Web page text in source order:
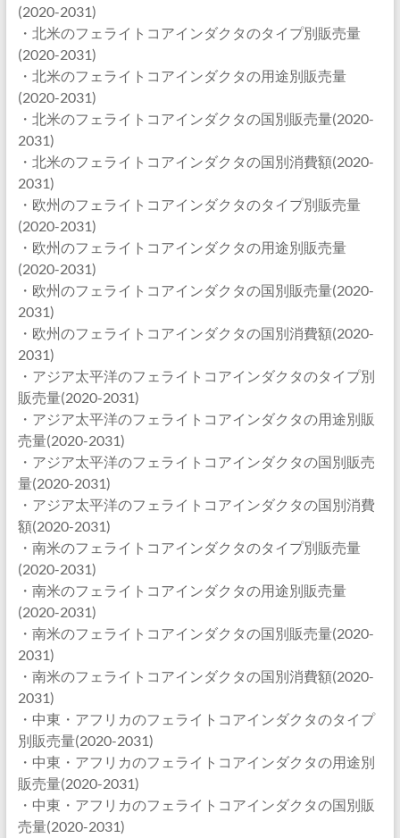
(2020-2031)
・北米のフェライトコアインダクタのタイプ別販売量
(2020-2031)
・北米のフェライトコアインダクタの用途別販売量
(2020-2031)
・北米のフェライトコアインダクタの国別販売量(2020-
2031)
・北米のフェライトコアインダクタの国別消費額(2020-
2031)
・欧州のフェライトコアインダクタのタイプ別販売量
(2020-2031)
・欧州のフェライトコアインダクタの用途別販売量
(2020-2031)
・欧州のフェライトコアインダクタの国別販売量(2020-
2031)
・欧州のフェライトコアインダクタの国別消費額(2020-
2031)
・アジア太平洋のフェライトコアインダクタのタイプ別
販売量(2020-2031)
・アジア太平洋のフェライトコアインダクタの用途別販
売量(2020-2031)
・アジア太平洋のフェライトコアインダクタの国別販売
量(2020-2031)
・アジア太平洋のフェライトコアインダクタの国別消費
額(2020-2031)
・南米のフェライトコアインダクタのタイプ別販売量
(2020-2031)
・南米のフェライトコアインダクタの用途別販売量
(2020-2031)
・南米のフェライトコアインダクタの国別販売量(2020-
2031)
・南米のフェライトコアインダクタの国別消費額(2020-
2031)
・中東・アフリカのフェライトコアインダクタのタイプ
別販売量(2020-2031)
・中東・アフリカのフェライトコアインダクタの用途別
販売量(2020-2031)
・中東・アフリカのフェライトコアインダクタの国別販
売量(2020-2031)